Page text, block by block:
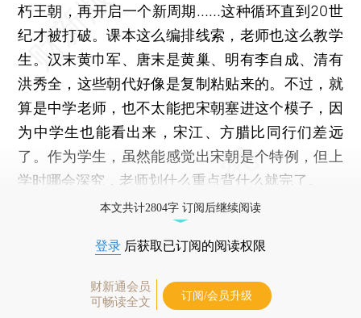
朽王朝，再开启一个新周期……这种循环直到20世
纪才被打破。课本这么编排线索，老师也这么教学
生。汉末黄巾军、唐末是黄巢、明有李自成、清有
洪秀全，这些朝代好像是复制粘贴来的。不过，就
算是中学老师，也不太能把宋朝塞进这个模子，因
为中学生也能看出来，宋江、方腊比同行们差远
了。作为学生，虽然能感觉出宋朝是个特例，但上
学时哪会深究，老师划什么重点背什么就完了。
本文共计2804字 订阅后继续阅读
登录 后获取已订阅的阅读权限
财新通会员
可畅读全文
订阅/会员升级